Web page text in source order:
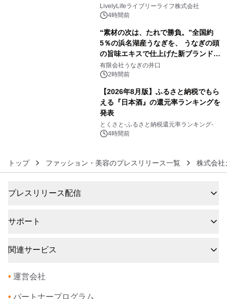
8月10日より開催
LivelyLifeライブリーライフ株式会社
4時間前
“素材の次は、たれで勝負。”全国約
5％の浜名湖産うなぎを、 うなぎの頭
の旨味エキスで仕上げた新ブランド
「井口の誉」誕生
有限会社うなぎの井口
2時間前
【2026年8月版】ふるさと納税でもら
える『日本酒』の還元率ランキングを
発表
とくさと-ふるさと納税還元率ランキング-
4時間前
トップ ファッション・美容のプレスリリース一覧 株式会社
プレスリリース配信
サポート
関連サービス
• 運営会社
• パートナープログラム